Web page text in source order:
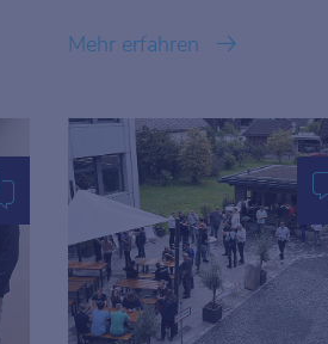
Mehr erfahren